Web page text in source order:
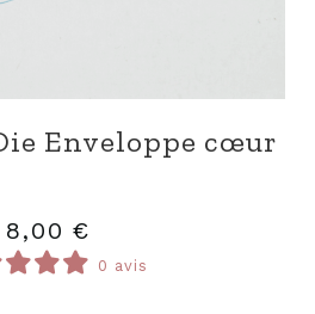
Moments en